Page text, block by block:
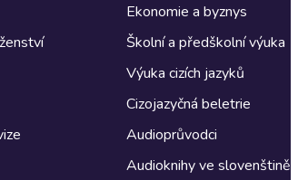
Ekonomie a byznys
Školní a předškolní výuka
Výuka cizích jazyků
Cizojazyčná beletrie
Audioprůvodci
Audioknihy ve slovenštině